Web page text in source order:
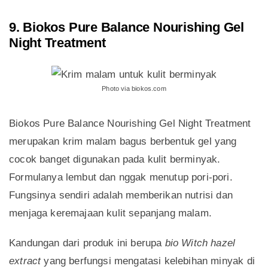
9. Biokos Pure Balance Nourishing Gel
Night Treatment
Photo via biokos.com
Biokos Pure Balance Nourishing Gel Night Treatment
merupakan krim malam bagus berbentuk gel yang
cocok banget digunakan pada kulit berminyak.
Formulanya lembut dan nggak menutup pori-pori.
Fungsinya sendiri adalah memberikan nutrisi dan
menjaga keremajaan kulit sepanjang malam.
Kandungan dari produk ini berupa bio Witch hazel
extractyang berfungsi mengatasi kelebihan minyak di